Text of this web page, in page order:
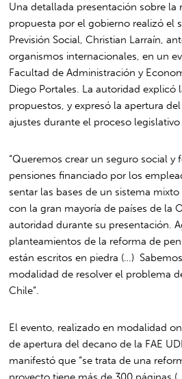
Una detallada presentación sobre la
propuesta por el gobierno realizó el
Previsión Social, Christian Larraín,
organismos internacionales, en un
Facultad de Administración y
Diego Portales. La autoridad explicó
propuestos, y expresó la apertura
ajustes durante el proceso legislativo
“Queremos crear un seguro social y
pensiones financiado por los
sentar las bases de un sistema
con la gran mayoría de países de la
autoridad durante su presentación.
planteamientos de la reforma de
están escritos en piedra (…)
modalidad de resolver el problema
Chile”.
El evento, realizado en modalidad
de apertura del decano de la FAE
manifestó que “se trata de una